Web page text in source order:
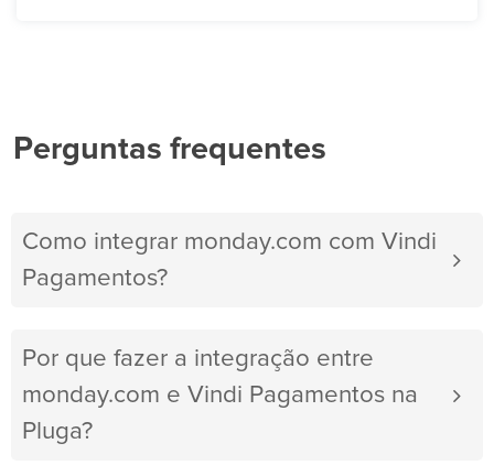
Perguntas frequentes
Como integrar monday.com com Vindi
Pagamentos?
Por que fazer a integração entre
monday.com e Vindi Pagamentos na
Pluga?